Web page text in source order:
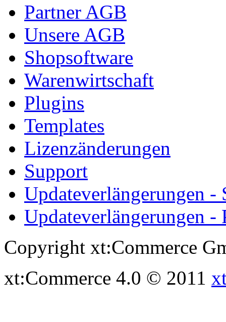
Partner AGB
Unsere AGB
Shopsoftware
Warenwirtschaft
Plugins
Templates
Lizenzänderungen
Support
Updateverlängerungen -
Updateverlängerungen -
Copyright xt:Commerce
xt:Commerce 4.0 © 2011